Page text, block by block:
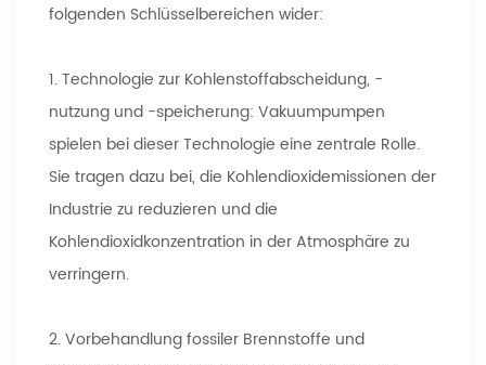
folgenden Schlüsselbereichen wider:
1. Technologie zur Kohlenstoffabscheidung, -
nutzung und -speicherung: Vakuumpumpen
spielen bei dieser Technologie eine zentrale Rolle.
Sie tragen dazu bei, die Kohlendioxidemissionen der
Industrie zu reduzieren und die
Kohlendioxidkonzentration in der Atmosphäre zu
verringern.
2. Vorbehandlung fossiler Brennstoffe und